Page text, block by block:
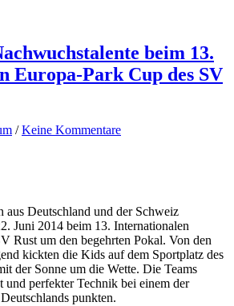
beim 13.
Europa-Park Cup des SV
/Keine Kommentare
aus Deutschland und der Schweiz
Juni 2014 beim 13. Internationalen
Rust um den begehrten Pokal. Von den
kickten die Kids auf dem Sportplatz des
der Sonne um die Wette. Die Teams
perfekter Technik bei einem der
punkten.